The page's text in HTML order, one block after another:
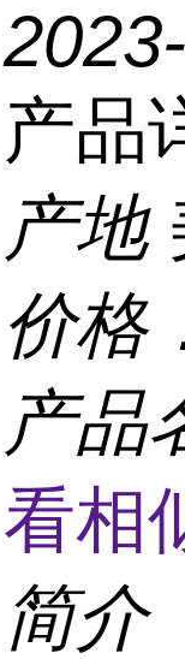
产品
产地
价格
产品
看相
简介